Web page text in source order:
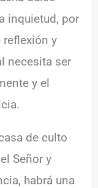
inquietud, por
y
necesita ser
y el
de culto
Señor y
habrá una